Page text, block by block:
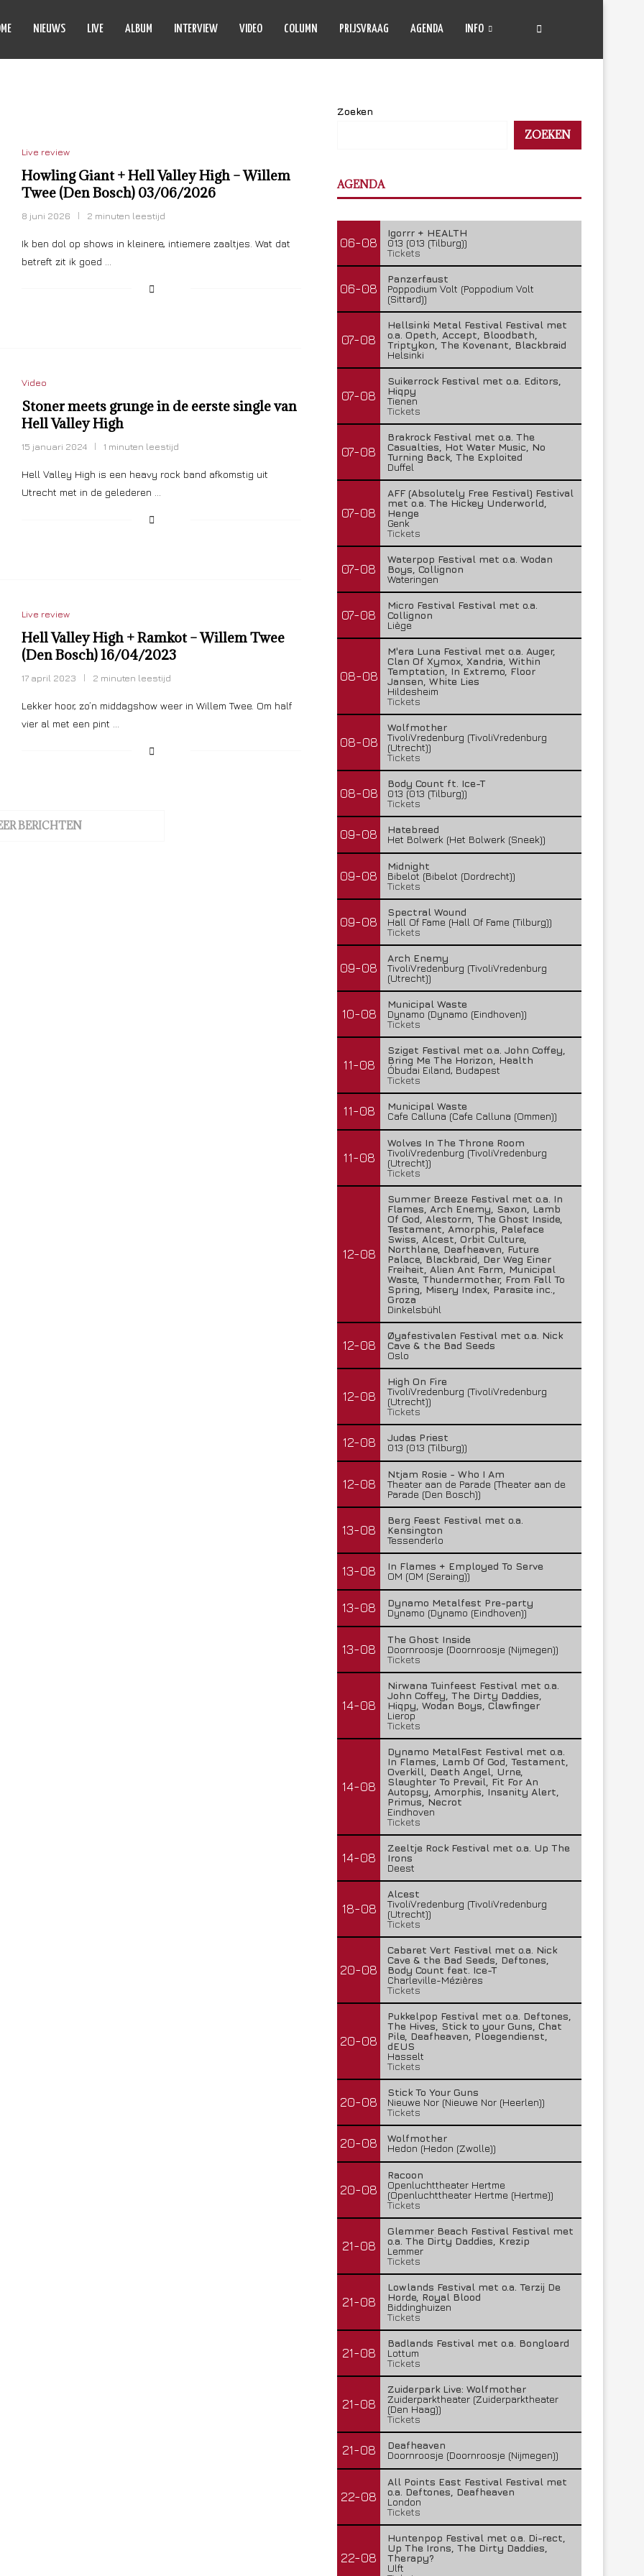
NIEUWS LIVE ALBUM INTERVIEW VIDEO COLUMN PRIJSVRAAG AGENDA INFO
Live review
Howling Giant + Hell Valley High – Willem
Twee (Den Bosch) 03/06/2026
8 juni 2026 2 minuten leestijd
Ik ben dol op shows in kleinere, intiemere zaaltjes. Wat dat
betreft zit ik goed …
Video
Stoner meets grunge in de eerste single van
Hell Valley High
15 januari 2024 1 minuten leestijd
Hell Valley High is een heavy rock band afkomstig uit
Utrecht met in de gelederen …
Live review
Hell Valley High + Ramkot – Willem Twee
(Den Bosch) 16/04/2023
17 april 2023 2 minuten leestijd
Lekker hoor, zo’n middagshow weer in Willem Twee. Om half
vier al met een pint …
BERICHTEN
Zoeken
ZOEKEN
AGENDA
06-08
Igorrr + HEALTH
013 (013 (Tilburg))
Tickets
06-08
Panzerfaust
Poppodium Volt (Poppodium Volt
(Sittard))
07-08
Hellsinki Metal Festival Festival met
o.a. Opeth, Accept, Bloodbath,
Triptykon, The Kovenant, Blackbraid
Helsinki
07-08
Suikerrock Festival met o.a. Editors,
Hiqpy
Tienen
Tickets
07-08
Brakrock Festival met o.a. The
Casualties, Hot Water Music, No
Turning Back, The Exploited
Duffel
07-08
AFF (Absolutely Free Festival) Festival
met o.a. The Hickey Underworld,
Henge
Genk
Tickets
07-08
Waterpop Festival met o.a. Wodan
Boys, Collignon
Wateringen
07-08
Micro Festival Festival met o.a.
Collignon
Liège
08-08
M'era Luna Festival met o.a. Auger,
Clan Of Xymox, Xandria, Within
Temptation, In Extremo, Floor
Jansen, White Lies
Hildesheim
Tickets
08-08
Wolfmother
TivoliVredenburg (TivoliVredenburg
(Utrecht))
Tickets
08-08
Body Count ft. Ice-T
013 (013 (Tilburg))
Tickets
09-08
Hatebreed
Het Bolwerk (Het Bolwerk (Sneek))
09-08
Midnight
Bibelot (Bibelot (Dordrecht))
Tickets
09-08
Spectral Wound
Hall Of Fame (Hall Of Fame (Tilburg))
Tickets
09-08
Arch Enemy
TivoliVredenburg (TivoliVredenburg
(Utrecht))
10-08
Municipal Waste
Dynamo (Dynamo (Eindhoven))
Tickets
11-08
Sziget Festival met o.a. John Coffey,
Bring Me The Horizon, Health
Óbudai Eiland, Budapest
Tickets
11-08
Municipal Waste
Cafe Calluna (Cafe Calluna (Ommen))
11-08
Wolves In The Throne Room
TivoliVredenburg (TivoliVredenburg
(Utrecht))
Tickets
12-08
Summer Breeze Festival met o.a. In
Flames, Arch Enemy, Saxon, Lamb
Of God, Alestorm, The Ghost Inside,
Testament, Amorphis, Paleface
Swiss, Alcest, Orbit Culture,
Northlane, Deafheaven, Future
Palace, Blackbraid, Der Weg Einer
Freiheit, Alien Ant Farm, Municipal
Waste, Thundermother, From Fall To
Spring, Misery Index, Parasite inc.,
Groza
Dinkelsbühl
12-08
Øyafestivalen Festival met o.a. Nick
Cave & the Bad Seeds
Oslo
12-08
High On Fire
TivoliVredenburg (TivoliVredenburg
(Utrecht))
Tickets
12-08
Judas Priest
013 (013 (Tilburg))
12-08
Ntjam Rosie - Who I Am
Theater aan de Parade (Theater aan de
Parade (Den Bosch))
13-08
Berg Feest Festival met o.a.
Kensington
Tessenderlo
13-08
In Flames + Employed To Serve
OM (OM (Seraing))
13-08
Dynamo Metalfest Pre-party
Dynamo (Dynamo (Eindhoven))
13-08
The Ghost Inside
Doornroosje (Doornroosje (Nijmegen))
Tickets
14-08
Nirwana Tuinfeest Festival met o.a.
John Coffey, The Dirty Daddies,
Hiqpy, Wodan Boys, Clawfinger
Lierop
Tickets
14-08
Dynamo MetalFest Festival met o.a.
In Flames, Lamb Of God, Testament,
Overkill, Death Angel, Urne,
Slaughter To Prevail, Fit For An
Autopsy, Amorphis, Insanity Alert,
Primus, Necrot
Eindhoven
Tickets
14-08
Zeeltje Rock Festival met o.a. Up The
Irons
Deest
18-08
Alcest
TivoliVredenburg (TivoliVredenburg
(Utrecht))
Tickets
20-08
Cabaret Vert Festival met o.a. Nick
Cave & the Bad Seeds, Deftones,
Body Count feat. Ice-T
Charleville-Mézières
Tickets
20-08
Pukkelpop Festival met o.a. Deftones,
The Hives, Stick to your Guns, Chat
Pile, Deafheaven, Ploegendienst,
dEUS
Hasselt
Tickets
20-08
Stick To Your Guns
Nieuwe Nor (Nieuwe Nor (Heerlen))
Tickets
20-08
Wolfmother
Hedon (Hedon (Zwolle))
20-08
Racoon
Openluchttheater Hertme
(Openluchttheater Hertme (Hertme))
Tickets
21-08
Glemmer Beach Festival Festival met
o.a. The Dirty Daddies, Krezip
Lemmer
Tickets
21-08
Lowlands Festival met o.a. Terzij De
Horde, Royal Blood
Biddinghuizen
Tickets
21-08
Badlands Festival met o.a. Bongloard
Lottum
Tickets
21-08
Zuiderpark Live: Wolfmother
Zuiderparktheater (Zuiderparktheater
(Den Haag))
Tickets
21-08
Deafheaven
Doornroosje (Doornroosje (Nijmegen))
22-08
All Points East Festival Festival met
o.a. Deftones, Deafheaven
London
Tickets
22-08
Huntenpop Festival met o.a. Di-rect,
Up The Irons, The Dirty Daddies,
Therapy?
Ulft